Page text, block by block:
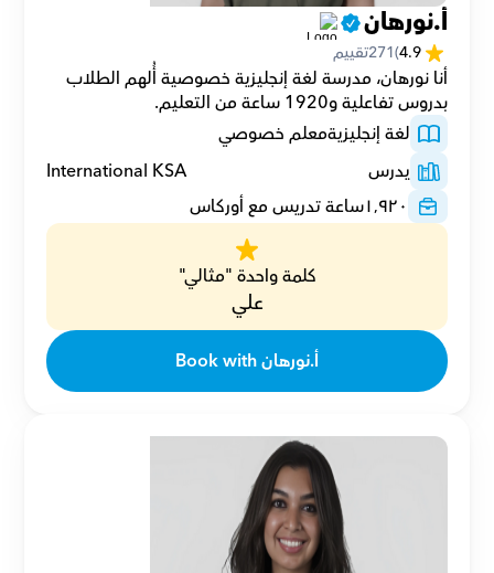
أ.نورهان
4.9
(
271تقييم
بدروس تفاعلية و1920 ساعة من التعليم.
لغة إنجليزيةمعلم خصوصي
يدرس
International KSA
١٬٩٢٠ساعة تدريس مع أوركاس
كلمة واحدة "مثالي"
علي
Book with أ.نورهان